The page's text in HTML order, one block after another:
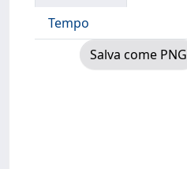
Tempo
Salva come PNG